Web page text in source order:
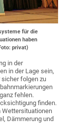
für die
haben
privat)
in der
in der Lage sein,
sicher folgen zu
fehlen.
finden.
Wettersituationen
Dämmerung und